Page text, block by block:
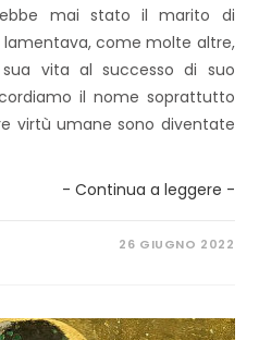
mai stato il marito di
lamentava, come molte altre,
vita al successo di suo
il nome soprattutto
virtù umane sono diventate
- Continua a leggere -
26 GIUGNO 2022